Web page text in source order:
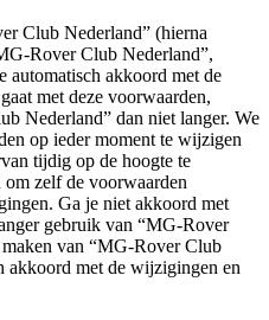
Club Nederland” (hierna
Rover Club Nederland”,
automatisch akkoord met de
met deze voorwaarden,
Nederland” dan niet langer. We
op ieder moment te wijzigen
tijdig op de hoogte te
om zelf de voorwaarden
Ga je niet akkoord met
gebruik van “MG-Rover
van “MG-Rover Club
akkoord met de wijzigingen en